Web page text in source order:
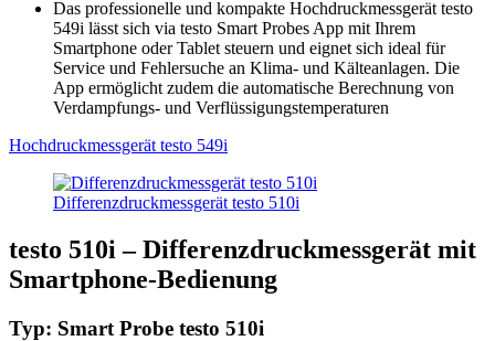
Das professionelle und kompakte Hochdruckmessgerät testo
549i lässt sich via testo Smart Probes App mit Ihrem
Smartphone oder Tablet steuern und eignet sich ideal für
Service und Fehlersuche an Klima- und Kälteanlagen. Die
App ermöglicht zudem die automatische Berechnung von
Verdampfungs- und Verflüssigungstemperaturen
Hochdruckmessgerät testo 549i
Differenzdruckmessgerät testo 510i
testo 510i – Differenzdruckmessgerät mit
Smartphone-Bedienung
Typ: Smart Probe testo 510i